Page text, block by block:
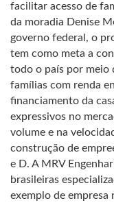
facilitar acesso de
da moradia Denise
governo federal, o
tem como meta a
todo o país por meio
famílias com renda
financiamento da
expressivos no
volume e na
construção de
e D. A MRV
brasileiras
exemplo de empresa